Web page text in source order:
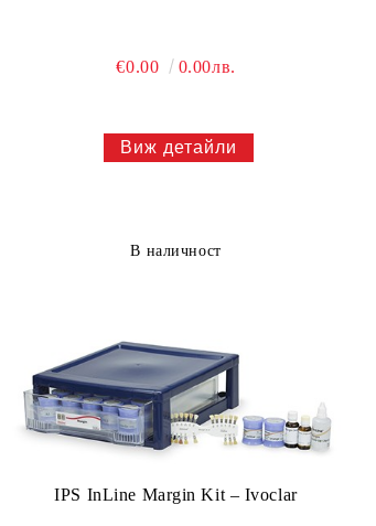
€0.00 0.00лв.
Виж детайли
В наличност
IPS InLine Margin Kit – Ivoclar